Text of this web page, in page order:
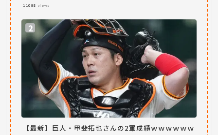
11098 views
【最新】巨人・甲斐拓也さんの2軍成績ｗｗｗｗｗｗ